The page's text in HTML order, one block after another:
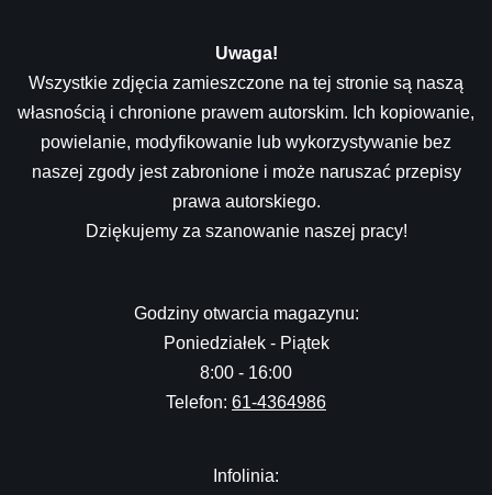
Uwaga!
Wszystkie zdjęcia zamieszczone na tej stronie są naszą
własnością i chronione prawem autorskim. Ich kopiowanie,
powielanie, modyfikowanie lub wykorzystywanie bez
naszej zgody jest zabronione i może naruszać przepisy
prawa autorskiego.
Dziękujemy za szanowanie naszej pracy!
Godziny otwarcia magazynu:
Poniedziałek - Piątek
8:00 - 16:00
Telefon: 61-4364986
Infolinia: